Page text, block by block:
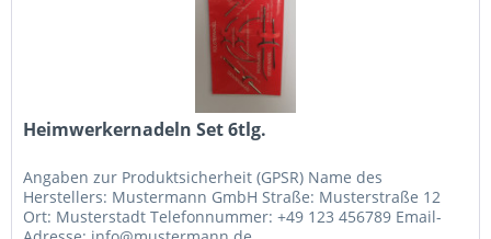
Heimwerkernadeln Set 6tlg.
Angaben zur Produktsicherheit (GPSR) Name des
Herstellers: Mustermann GmbH Straße: Musterstraße 12
Ort: Musterstadt Telefonnummer: +49 123 456789 Email-